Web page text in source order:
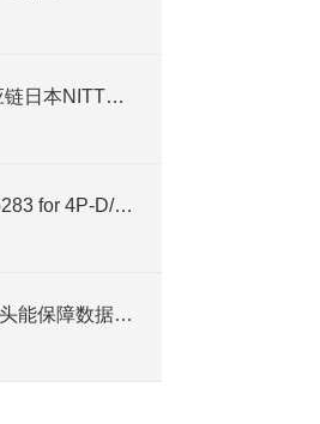
【电商】MRO供应链日本NITTO日东工器DLV8144-MKC停产 DLV8140-JKC螺丝刀
NITTO日东工器95283 for 4P-D/4P塑料型防尘帽 接头帽
NITTO日东快速接头能保障数据传输安全